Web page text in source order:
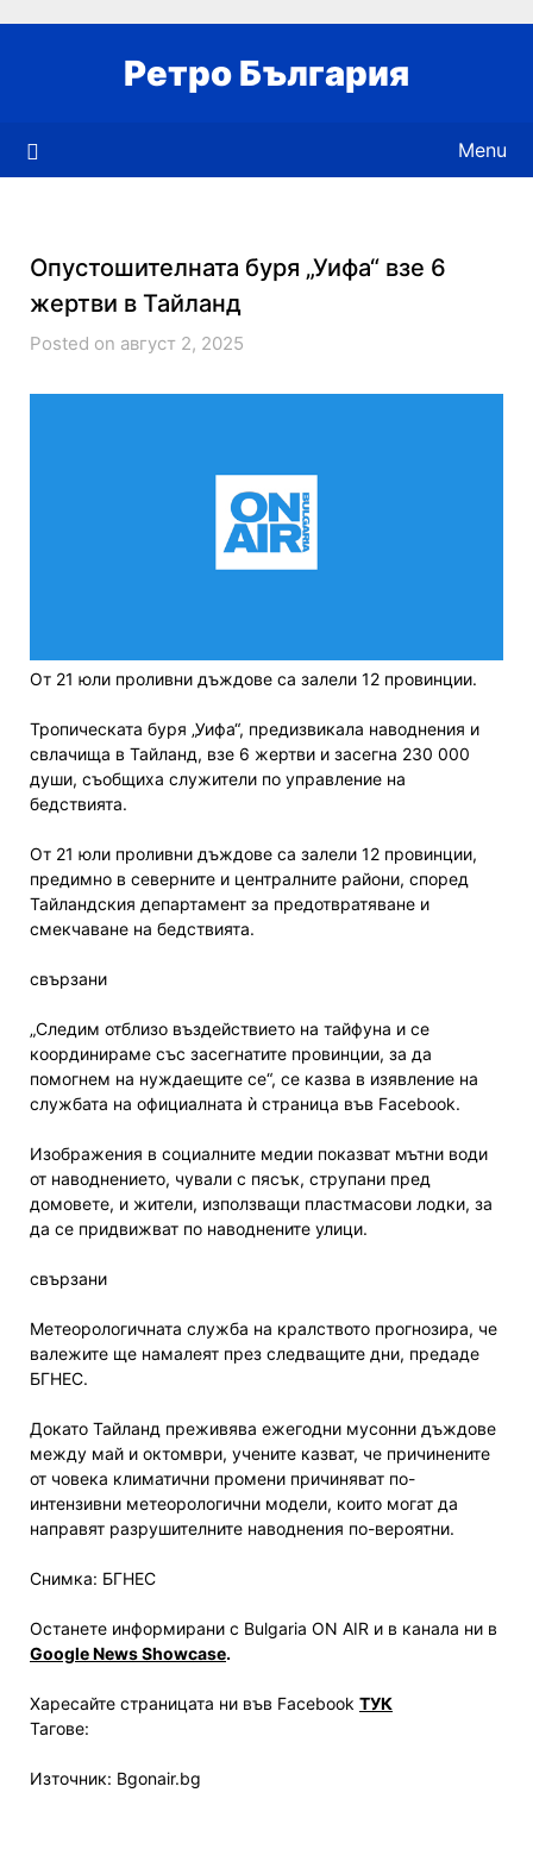
Ретро България
Menu
Опустошителната буря „Уифа“ взе 6
жертви в Тайланд
Posted on август 2, 2025
От 21 юли проливни дъждове са залели 12 провинции.
Тропическата буря „Уифа“, предизвикала наводнения и
свлачища в Тайланд, взе 6 жертви и засегна 230 000
души, съобщиха служители по управление на
бедствията.
От 21 юли проливни дъждове са залели 12 провинции,
предимно в северните и централните райони, според
Тайландския департамент за предотвратяване и
смекчаване на бедствията.
свързани
„Следим отблизо въздействието на тайфуна и се
координираме със засегнатите провинции, за да
помогнем на нуждаещите се“, се казва в изявление на
службата на официалната ѝ страница във Facebook.
Изображения в социалните медии показват мътни води
от наводнението, чували с пясък, струпани пред
домовете, и жители, използващи пластмасови лодки, за
да се придвижват по наводнените улици.
свързани
Метеорологичната служба на кралството прогнозира, че
валежите ще намалеят през следващите дни, предаде
БГНЕС.
Докато Тайланд преживява ежегодни мусонни дъждове
между май и октомври, учените казват, че причинените
от човека климатични промени причиняват по-
интензивни метеорологични модели, които могат да
направят разрушителните наводнения по-вероятни.
Снимка: БГНЕС
Останете информирани с Bulgaria ON AIR и в канала ни в
Google News Showcase.
Харесайте страницата ни във Facebook ТУК
Тагове:
Източник: Bgonair.bg